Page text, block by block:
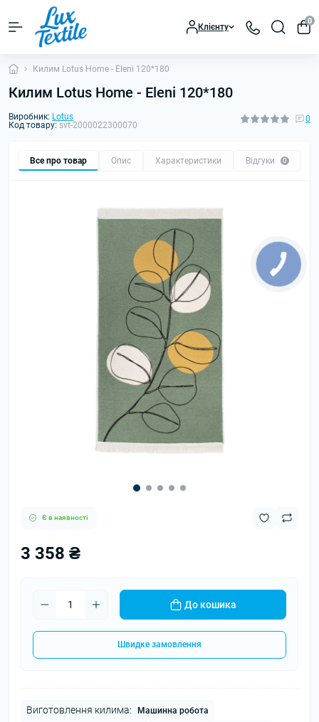
Клієнту
0
Килим Lotus Home - Eleni 120*180
Килим Lotus Home - Eleni 120*180
Виробник: Lotus
Код товару: svt-2000022300070
0
Все про товар Опис Характеристики Відгуки 0
Є в наявності
3 358 ₴
До кошика
Швидке замовлення
Виготовлення килима: Машинна робота